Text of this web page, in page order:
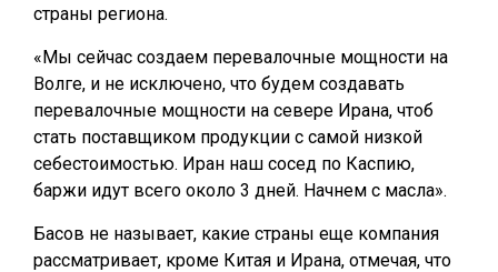
страны региона.
«Мы сейчас создаем перевалочные мощности на
Волге, и не исключено, что будем создавать
перевалочные мощности на севере Ирана, чтоб
стать поставщиком продукции с самой низкой
себестоимостью. Иран наш сосед по Каспию,
баржи идут всего около 3 дней. Начнем с масла».
Басов не называет, какие страны еще компания
рассматривает, кроме Китая и Ирана, отмечая, что